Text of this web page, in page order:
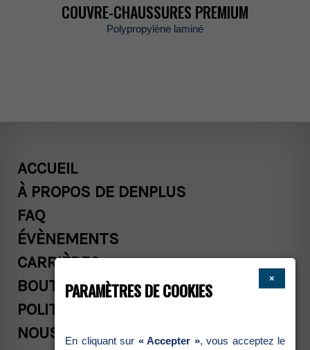
COUVRE-CHAUSSURESPREMIUM
Polypropylènelaminé
ACCUEIL
ÀPROPOSDEDENPLUS
FAQ
ÉVÈNEMENTS
CARRIÈRES
BOUTIQUE
POLITIQUESCOMMERCIALES
NOUSJOINDRE
×
PARAMÈTRESDECOOKIES
Encliquantsur «Accepter»,vousacceptezle